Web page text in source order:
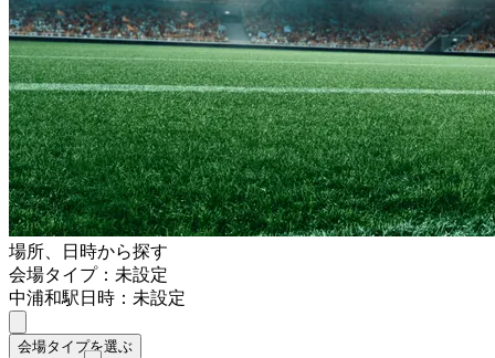
場所、日時から探す
会場タイプ：未設定
中浦和駅日時：未設定
会場タイプを選ぶ